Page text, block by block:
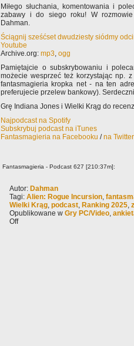
Miłego słuchania, komentowania i
zabawy i do siego roku! W
Dahman.
Ściągnij sześćset dwudziesty siódmy
Youtube
Archive.org: mp3, ogg
Pamiętajcie o subskrybowaniu i
możecie wesprzeć też korzystając np.
fantasmagieria kropka net - na ten
preferujecie przelew bankowy).
Grę Indiana Jones i Wielki Krąg do
Najpodcast na Spotify
Subskrybuj podcast na iTunes
Fantasmagieria na Facebooku /na
Fantasmagieria - Podcast 627 [210:37m]:
Autor: Dahman
Tagi: Alien: Rogue Incursion,
Wielki Krąg, podcast, Ranking 2025,
Opublikowane w Gry PC/Video,
Off